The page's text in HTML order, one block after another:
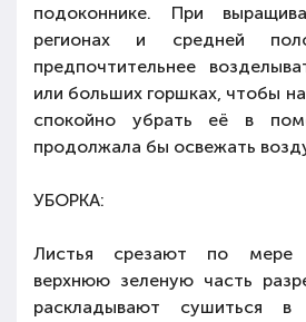
подоконнике. При
регионах и средней
предпочтительнее
или больших горшках, чтобы
спокойно убрать её в
продолжала бы освежать
УБОРКА:
Листья срезают по мере
верхнюю зеленую часть
раскладывают сушиться